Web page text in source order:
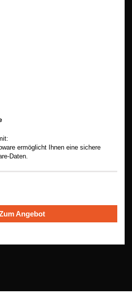
ermöglicht Ihnen eine sichere
Daten.
Angebot